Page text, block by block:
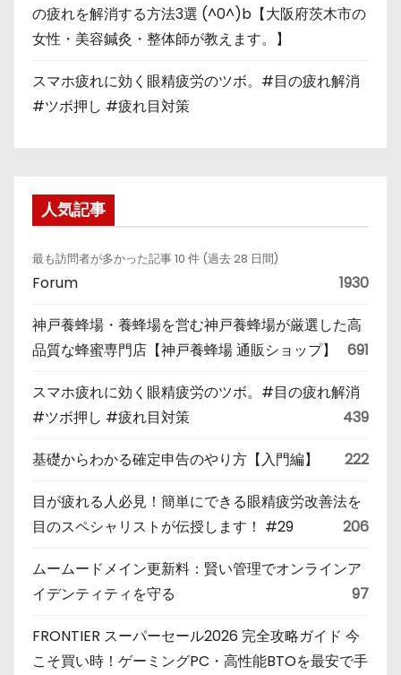
の疲れを解消する方法3選 (^0^)b【大阪府茨木市の
女性・美容鍼灸・整体師が教えます。】
スマホ疲れに効く眼精疲労のツボ。#目の疲れ解消
#ツボ押し #疲れ目対策
人気記事
最も訪問者が多かった記事 10 件 (過去 28 日間)
Forum 1930
神戸養蜂場・養蜂場を営む神戸養蜂場が厳選した高
品質な蜂蜜専門店【神戸養蜂場 通販ショップ】
691
スマホ疲れに効く眼精疲労のツボ。#目の疲れ解消
#ツボ押し #疲れ目対策
439
基礎からわかる確定申告のやり方【入門編】 222
目が疲れる人必見！簡単にできる眼精疲労改善法を
目のスペシャリストが伝授します！ #29
206
ムームードメイン更新料：賢い管理でオンラインア
イデンティティを守る
97
FRONTIER スーパーセール2026 完全攻略ガイド 今
こそ買い時！ゲーミングPC・高性能BTOを最安で手